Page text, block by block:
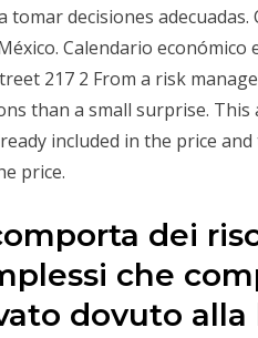
decisiones adecuadas.
Calendario
217 2 From a risk
than a small surprise. This
included in the price
price.
dei
che
dovuto alla